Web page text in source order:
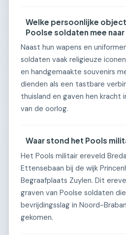
Welke persoonlijke
Poolse soldaten mee
Naast hun wapens en
soldaten vaak religieuze
en handgemaakte souvenirs
dienden als een tastbare
thuisland en gaven hen kracht
van de oorlog.
Waar stond het Pools
Het Pools militair ereveld
Ettensebaan bij de wijk
Begraafplaats Zuylen. Dit
graven van Poolse soldaten
bevrijdingsslag in Noord-
gekomen.